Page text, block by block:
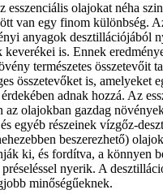
esszenciális olajokat néha
van egy finom különbség.
anyagok desztillációjából
is. Ennek
természetes összetevőit
összetevőket is, amelyeket
adnak hozzá. Az
az olajokban gazdag
egyéb részeinek vízgőz-
beszerezhető)
ki, és fordítva, a könnyen
nyerik. A
minőségűeknek.